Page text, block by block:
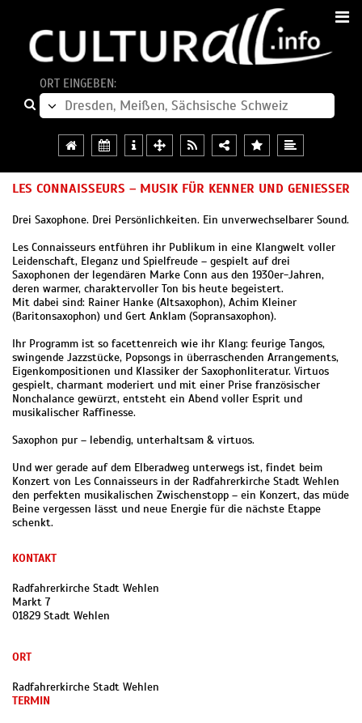
ORT EINGEBEN:
LES CONNAISSEURS – MUSIK FÜR KENNER UND GENIESSER
Drei Saxophone. Drei Persönlichkeiten. Ein unverwechselbarer Sound.
Les Connaisseurs entführen ihr Publikum in eine Klangwelt voller
Leidenschaft, Eleganz und Spielfreude – gespielt auf drei
Saxophonen der legendären Marke Conn aus den 1930er-Jahren,
deren warmer, charaktervoller Ton bis heute begeistert.
Mit dabei sind: Rainer Hanke (Altsaxophon), Achim Kleiner
(Baritonsaxophon) und Gert Anklam (Sopransaxophon).
Ihr Programm ist so facettenreich wie ihr Klang: feurige Tangos,
swingende Jazzstücke, Popsongs in überraschenden Arrangements,
Eigenkompositionen und Klassiker der Saxophonliteratur. Virtuos
gespielt, charmant moderiert und mit einer Prise französischer
Nonchalance gewürzt, entsteht ein Abend voller Esprit und
musikalischer Raffinesse.
Saxophon pur – lebendig, unterhaltsam & virtuos.
Und wer gerade auf dem Elberadweg unterwegs ist, findet beim
Konzert von Les Connaisseurs in der Radfahrerkirche Stadt Wehlen
den perfekten musikalischen Zwischenstopp – ein Konzert, das müde
Beine vergessen lässt und neue Energie für die nächste Etappe
schenkt.
KONTAKT
Radfahrerkirche Stadt Wehlen
Markt 7
01829 Stadt Wehlen
ORT
Radfahrerkirche Stadt Wehlen
TERMIN